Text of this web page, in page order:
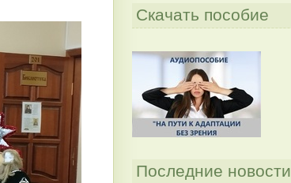
Скачать пособие
Последние новости